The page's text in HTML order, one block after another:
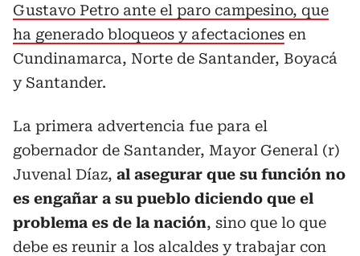
Gustavo Petro ante el paro campesino, que
ha generado bloqueos y afectaciones en
Cundinamarca, Norte de Santander, Boyacá
y Santander.
La primera advertencia fue para el
gobernador de Santander, Mayor General (r)
Juvenal Díaz, al asegurar que su función no
es engañar a su pueblo diciendo que el
problema es de la nación, sino que lo que
debe es reunir a los alcaldes y trabajar con